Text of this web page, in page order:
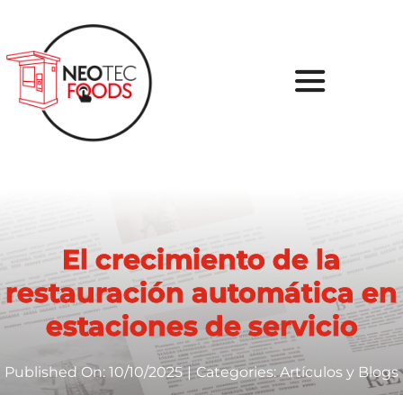
content
Toggle
Tu Proyecto
Soluciones
Casos de Éxito
El crecimiento de la
restauración automática en
estaciones de servicio
Published On: 10/10/2025 | Categories:Artículos y Blogs